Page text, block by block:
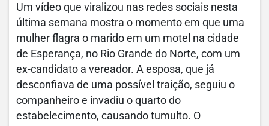
Um vídeo que viralizou nas redes sociais nesta
última semana mostra o momento em que uma
mulher flagra o marido em um motel na cidade
de Esperança, no Rio Grande do Norte, com um
ex-candidato a vereador. A esposa, que já
desconfiava de uma possível traição, seguiu o
companheiro e invadiu o quarto do
estabelecimento, causando tumulto. O